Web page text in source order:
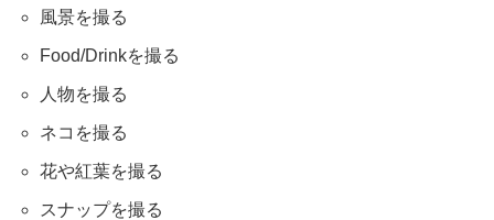
風景を撮る
Food/Drinkを撮る
人物を撮る
ネコを撮る
花や紅葉を撮る
スナップを撮る